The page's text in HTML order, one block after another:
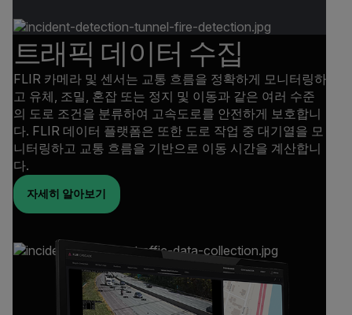
트래픽 데이터 수집
FLIR 카메라 및 센서는 교통 흐름을 정확하게 모니터링하
고 유체, 조밀, 혼잡 또는 정지 및 이동과 같은 여러 수준
의 도로 조건을 분류하여 고속도로를 안전하게 보호합니
다. FLIR 데이터 플랫폼은 또한 도로 작업 중 대기열을 모
니터링하고 교통 흐름을 기반으로 이동 시간을 계산합니
다.
자세히 알아보기